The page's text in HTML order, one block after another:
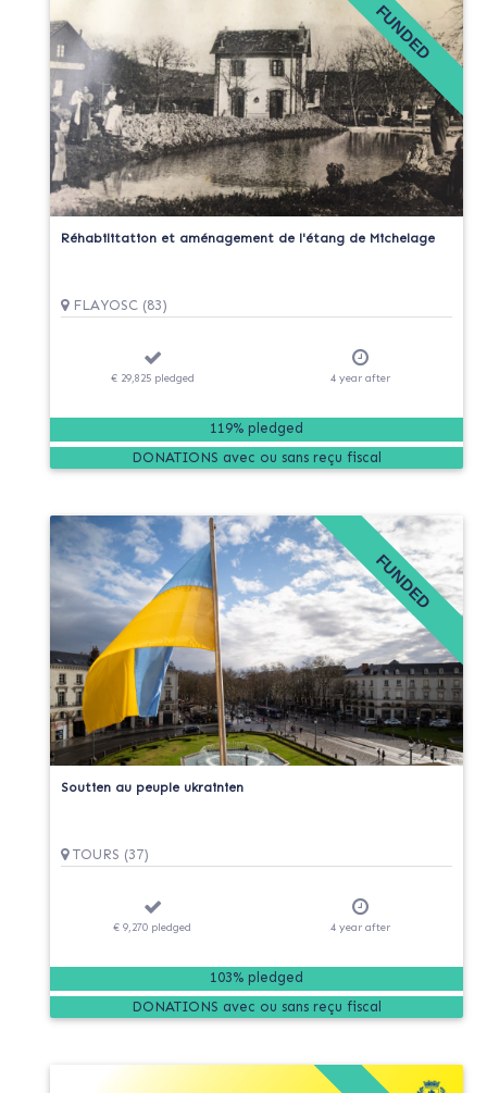
FUNDED
Réhabilitation et aménagement de l'étang de Michelage
FLAYOSC (83)
€ 29,825 pledged 4 year after
119% pledged
DONATIONS
FUNDED
Soutien au peuple ukrainien
TOURS (37)
€ 9,270 pledged 4 year after
103% pledged
DONATIONS